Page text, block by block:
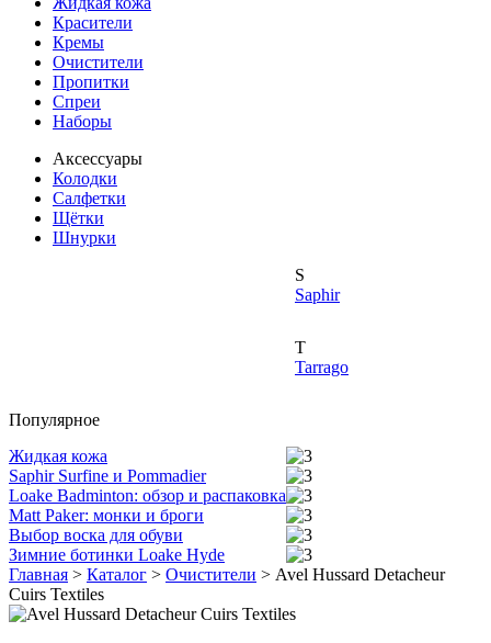
Красители
Кремы
Очистители
Пропитки
Спреи
Наборы
Аксессуары
Колодки
Салфетки
Щётки
Шнурки
S
Saphir
T
Tarrago
Популярное
Жидкая кожа
Saphir Surfine и Pommadier
Loake Badminton: обзор и распаковка
Matt Paker: монки и броги
Выбор воска для обуви
Зимние ботинки Loake Hyde
Главная > Каталог > Очистители > Avel Hussard Detacheur
Cuirs Textiles